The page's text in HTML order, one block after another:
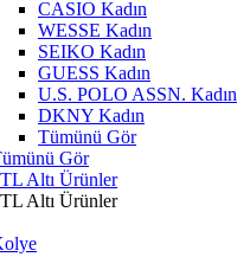
CASIO Kadın
WESSE Kadın
SEIKO Kadın
GUESS Kadın
U.S. POLO ASSN. Kadın
DKNY Kadın
Tümünü Gör
Gör
Altı Ürünler
Altı Ürünler